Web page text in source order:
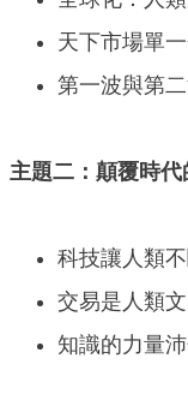
天下市場單一
第一波與第二
主題二：顛覆時
科技讓人類不
交易是人類文
知識的力量沛